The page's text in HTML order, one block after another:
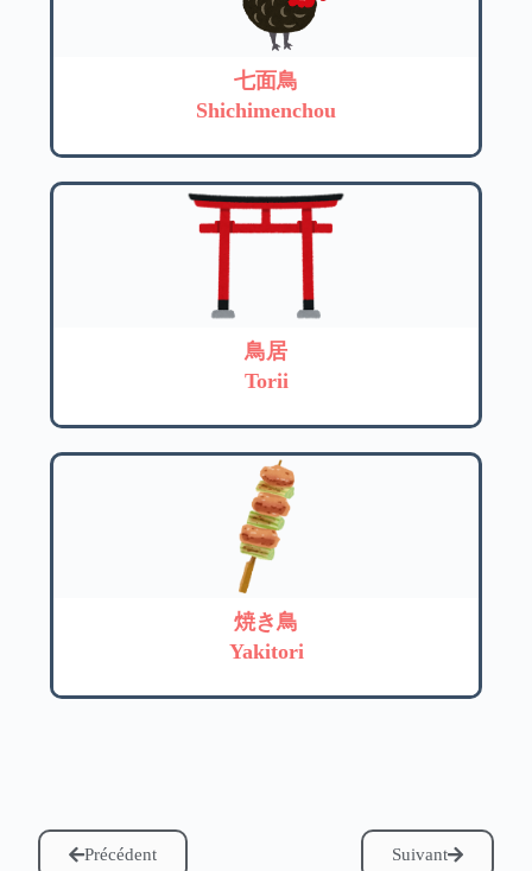
七面鳥
Shichimenchou
鳥居
Torii
焼き鳥
Yakitori
Précédent Suivant